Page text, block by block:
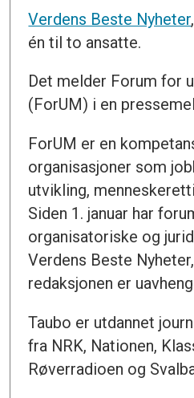
Verdens Beste Nyheter
én til to ansatte.
Det melder Forum for
(ForUM) i en
ForUM er en
organisasjoner som
utvikling,
Siden 1. januar har
organisatoriske og
Verdens Beste
redaksjonen er
Taubo er utdannet
fra NRK, Nationen,
Røverradioen og